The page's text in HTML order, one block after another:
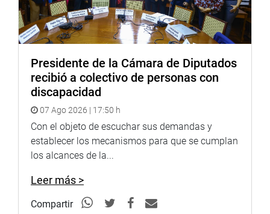
Puede encontrar más información en nuestra página web
y redes sociales.
Heraldo:goo.gl/Ty5Tto
Portal: http://www.congreso.gob.pe/
Facebook:https://goo.gl/s5t7XN
Twitter:https://goo.gl/iMywRR
YouTube:https://goo.gl/VBXBNk
Radio:goo.gl/hMwTg1
fotografia.congreso.gob.pe
Presidente de la Cámara de Diputados
recibió a colectivo de personas con
discapacidad
07 Ago 2026 | 17:50 h
Con el objeto de escuchar sus demandas y
establecer los mecanismos para que se cumplan
los alcances de la...
Leer más >
Compartir